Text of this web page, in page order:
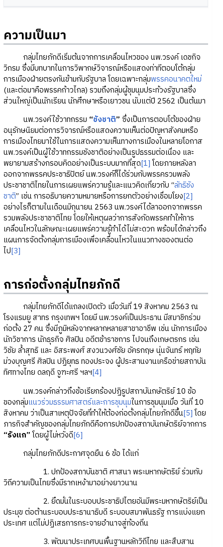
ความเป็นมา
กลุ่มไทยภักดีเริ่มต้นจากการเคลื่อนไหวของ นพ.วรงค์ เดชกิจ
วิกรม ซึ่งมีบทบาทในการวิพากษ์วิจารณ์หรือแสดงท่าทีตอบโต้กลุ่ม
การเมืองฝ่ายตรงกันข้ามกับรัฐบาล โดยเฉพาะกลุ่มพรรคอนาคตใหม่
(และต่อมาคือพรรคก้าวไกล) รวมถึงกลุ่มผู้ชุมนุมประท้วงรัฐบาลซึ่ง
ส่วนใหญ่เป็นนักเรียน นักศึกษาหรือเยาวชน นับแต่ปี 2562 เป็นต้นมา
นพ.วรงค์ใช้วาทกรรม “ชังชาติ” ซึ่งเป็นการตอบโต้ของฝ่าย
อนุรักษนิยมต่อการวิจารณ์หรือแสดงความเห็นต่อปัญหาสังคมหรือ
การเมืองไทยมาใช้ในการแสดงความเห็นทางการเมืองในหลายโอกาส
นพ.วรงค์เป็นผู้ใช้วาทกรรมชังชาติอย่างเป็นรูปธรรมต่อเนื่อง และ
พยายามสร้างกรอบคิดอย่างเป็นระบบมากที่สุด[1]โดยภายหลังลา
ออกจากพรรคประชาธิปัตย์ นพ.วรงค์ก็ได้ร่วมกับพรรครวมพลัง
ประชาชาติไทยในการเผยแพร่ความรู้และแนวคิดเกี่ยวกับ “ลัทธิชัง
ชาติ” เช่น การอธิบายความหมายหรือการยกตัวอย่างเชื่อมโยง[2]
อย่างไรก็ตามในเดือนมิถุนายน 2563 นพ.วรงค์ได้ลาออกจากพรรค
รวมพลังประชาชาติไทย โดยให้เหตุผลว่าการสังกัดพรรคทำให้การ
เคลื่อนไหวในลักษณะเผยแพร่ความรู้ทำได้ไม่สะดวก พร้อมได้กล่าวถึง
แผนการจัดตั้งกลุ่มการเมืองเพื่อเคลื่อนไหวในแนวทางของตนต่อ
ไป[3]
การก่อตั้งกลุ่มไทยภักดี
กลุ่มไทยภักดีได้แถลงเปิดตัว เมื่อวันที่ 19 สิงหาคม 2563 ณ
โรงแรมยู สาทร กรุงเทพฯ โดยมี นพ.วรงค์เป็นประธาน มีสมาชิกร่วม
ก่อตั้ง 27 คน ซึ่งมีภูมิหลังจากหลากหลายสาขาอาชีพ เช่น นักการเมือง
นักวิชาการ นักธุรกิจ ศิลปิน อดีตข้าราชการ ไปจนถึงเกษตรกร เช่น
วิชัย ล้ำสุทธิ และ อิสระพงศ์ สงวนวงศ์ชัย อัครกฤษ นุ่นจันทร์ หฤทัย
ม่วงบุญศรี ศิลปิน ปฏิยุทธ ทองประจง ผู้ประสานงานเครือข่ายสถาบัน
ทิศทางไทย ดลฤดี จูฑะศรี ฯลฯ[4]
นพ.วรงค์กล่าวถึงข้อเรียกร้องปฏิรูปสถาบันกษัตริย์ 10 ข้อ
ของกลุ่มแนวร่วมธรรมศาสตร์และการชุมนุมในการชุมนุมเมื่อ วันที่ 10
สิงหาคม ว่าเป็นสาเหตุปัจจัยที่ทำให้ต้องก่อตั้งกลุ่มไทยภักดีขึ้น[5]โดย
ภารกิจสำคัญของกลุ่มไทยภักดีคือการปกป้องสถาบันกษัตริย์จากการ
“รังแก”โดยผู้ไม่หวังดี[6]
กลุ่มไทยภักดีประกาศจุดยืน 6 ข้อ ได้แก่
1. ปกป้องสถาบันชาติ ศาสนา พระมหากษัตริย์ ร่วมกับ
วิถีความเป็นไทยซึ่งมีรากเหง้ามาอย่างยาวนาน
2. ยึดมั่นในระบอบประชาธิปไตยอันมีพระมหากษัตริย์เป็น
ประมุข ต่อต้านระบอบประธานาธิบดี ระบอบสมาพันธรัฐ การแบ่งแยก
ประเทศ แต่ไม่ปฏิเสธการกระจายอำนาจสู่ท้องถิ่น
3. พัฒนาประเทศบนพื้นฐานหลักวิถีไทย และสืบสาน